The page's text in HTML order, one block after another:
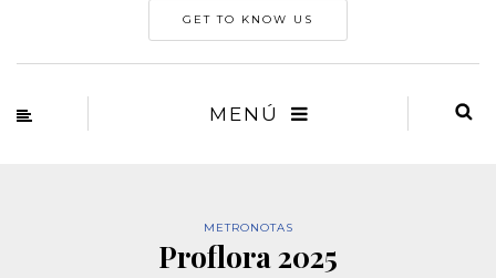
GET TO KNOW US
MENÚ
METRONOTAS
Proflora 2025